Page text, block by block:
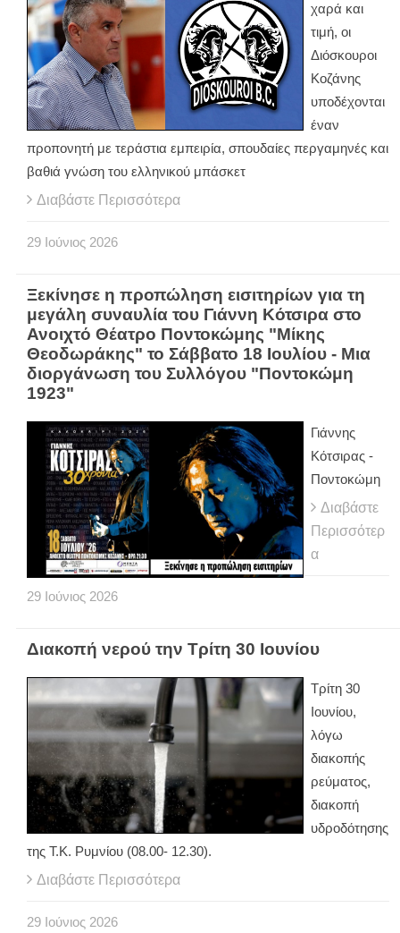
χαρά και
τιμή, οι
Διόσκουροι
Κοζάνης
υποδέχονται
έναν
προπονητή με τεράστια εμπειρία, σπουδαίες περγαμηνές και
βαθιά γνώση του ελληνικού μπάσκετ
Διαβάστε Περισσότερα
29 Ιούνιος 2026
Ξεκίνησε η προπώληση εισιτηρίων για τη
μεγάλη συναυλία του Γιάννη Κότσιρα στο
Ανοιχτό Θέατρο Ποντοκώμης "Μίκης
Θεοδωράκης" το Σάββατο 18 Ιουλίου - Μια
διοργάνωση του Συλλόγου "Ποντοκώμη
1923"
Γιάννης
Κότσιρας -
Ποντοκώμη
Διαβάστε
Περισσότερ
α
29 Ιούνιος 2026
Διακοπή νερού την Τρίτη 30 Ιουνίου
Τρίτη 30
Ιουνίου,
λόγω
διακοπής
ρεύματος,
διακοπή
υδροδότησης
της Τ.Κ. Ρυμνίου (08.00- 12.30).
Διαβάστε Περισσότερα
29 Ιούνιος 2026